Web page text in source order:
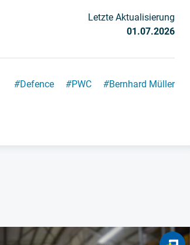
Letzte Aktualisierung
01.07.2026
#Defence #PWC #Bernhard Müller